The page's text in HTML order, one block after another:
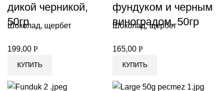
дикой черникой,
50гр
Шоколад, щербет
199,00 Р
КУПИТЬ
фундуком и черным
виноградом, 50гр
Шоколад, щербет
165,00 Р
КУПИТЬ